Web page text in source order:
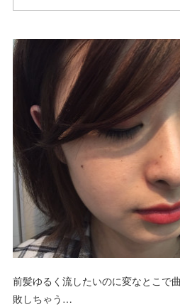
前髪ゆるく流したいのに変なとこで
敗しちゃう…